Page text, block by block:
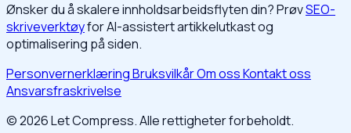
Ønsker du å skalere innholdsarbeidsflyten din? PrøvSEO-
skriveverktøyfor AI-assistert artikkelutkast og
optimalisering på siden.
PersonvernerklæringBruksvilkårOm ossKontakt oss
Ansvarsfraskrivelse
© 2026 Let Compress. Alle rettigheter forbeholdt.